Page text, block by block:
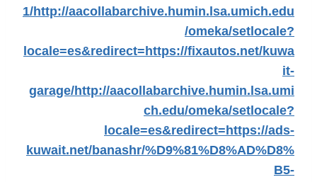
1/http://aacollabarchive.humin.lsa.umich.edu
/omeka/setlocale?
locale=es&redirect=https://fixautos.net/kuwa
it-
garage/http://aacollabarchive.humin.lsa.umi
ch.edu/omeka/setlocale?
locale=es&redirect=https://ads-
kuwait.net/banashr/%D9%81%D8%AD%D8%
B5-